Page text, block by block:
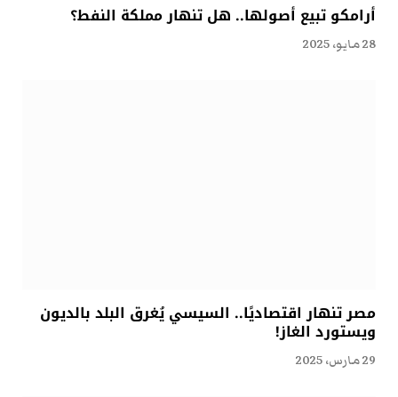
أرامكو تبيع أصولها.. هل تنهار مملكة النفط؟
28 مايو، 2025
مصر تنهار اقتصاديًا.. السيسي يُغرق البلد بالديون
ويستورد الغاز!
29 مارس، 2025